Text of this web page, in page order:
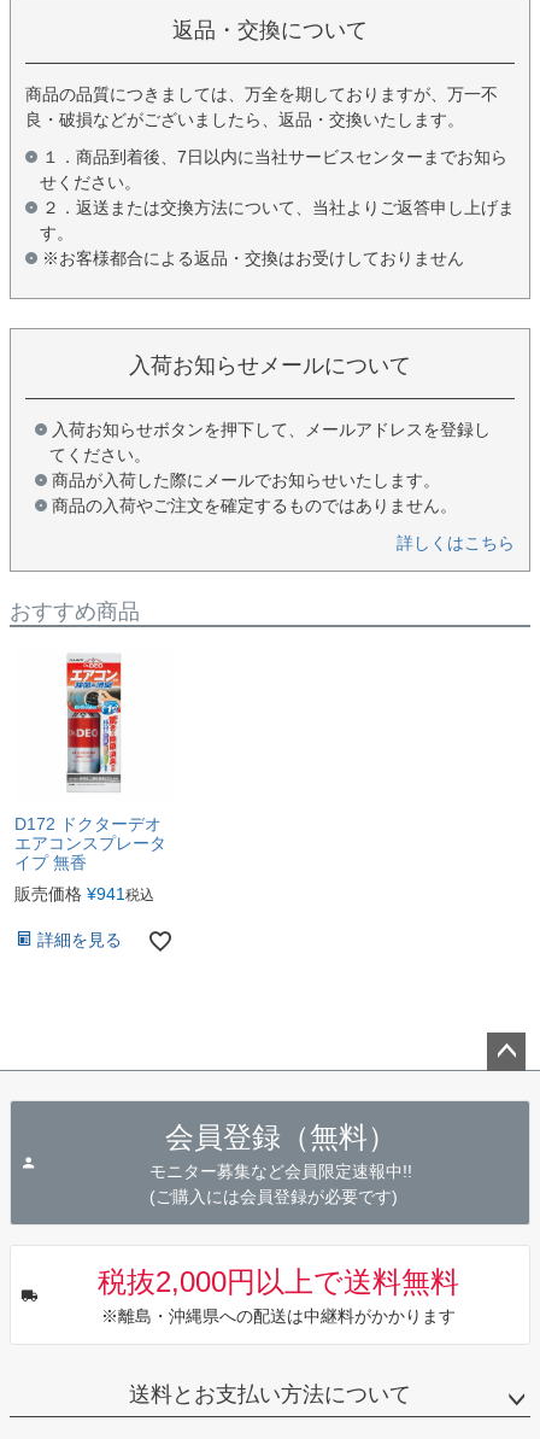
返品・交換について
商品の品質につきましては、万全を期しておりますが、万一不
良・破損などがございましたら、返品・交換いたします。
１．商品到着後、7日以内に当社サービスセンターまでお知ら
せください。
２．返送または交換方法について、当社よりご返答申し上げま
す。
※お客様都合による返品・交換はお受けしておりません
入荷お知らせメールについて
入荷お知らせボタンを押下して、メールアドレスを登録し
てください。
商品が入荷した際にメールでお知らせいたします。
商品の入荷やご注文を確定するものではありません。
詳しくはこちら
おすすめ商品
D172 ドクターデオ
エアコンスプレータ
イプ 無香
販売価格 ¥941 税込
詳細を見る
会員登録（無料）
モニター募集など会員限定速報中!!
(ご購入には会員登録が必要です)
税抜2,000円以上で送料無料
※離島・沖縄県への配送は中継料がかかります
送料とお支払い方法について